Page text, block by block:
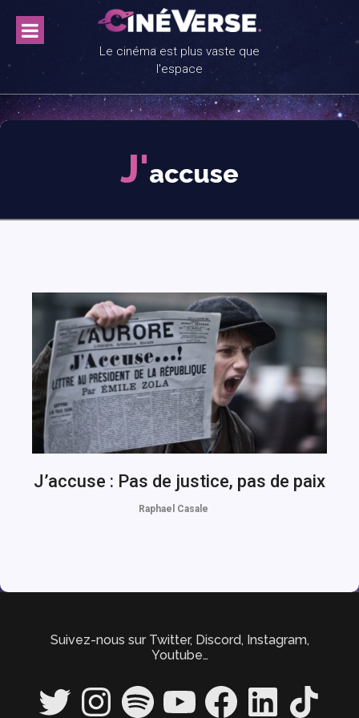
content
Le cinéma est plus vaste que
l'espace
J'accuse
J’accuse : Pas de justice, pas de paix
Raphael Casale
Suivez-nous sur Twitter, Discord, Instagram,
Youtube…
Twitter InstagramSpotify YouTube FacebookLinkedIn TikTok